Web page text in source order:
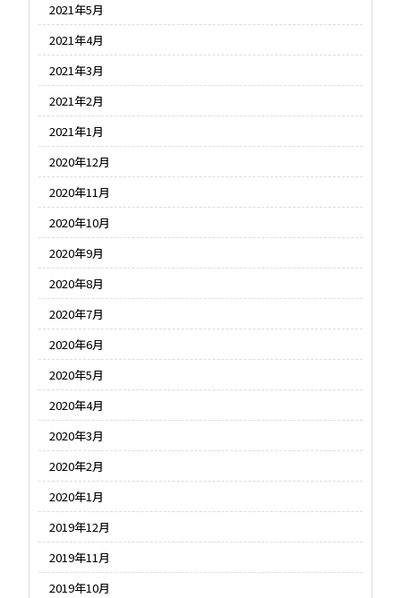
2021年5月
2021年4月
2021年3月
2021年2月
2021年1月
2020年12月
2020年11月
2020年10月
2020年9月
2020年8月
2020年7月
2020年6月
2020年5月
2020年4月
2020年3月
2020年2月
2020年1月
2019年12月
2019年11月
2019年10月